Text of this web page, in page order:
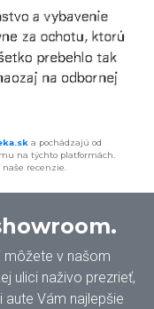
a pochádzajú od
na týchto platformách.
recenzie.
môžete v našom
ulici naživo prezrieť,
aute Vám najlepšie